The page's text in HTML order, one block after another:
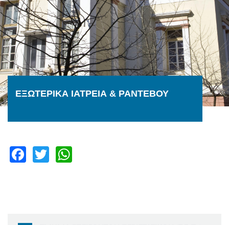
ΕΞΩΤΕΡΙΚΑ ΙΑΤΡΕΙΑ & ΡΑΝΤΕΒΟΥ
Facebook
Twitter